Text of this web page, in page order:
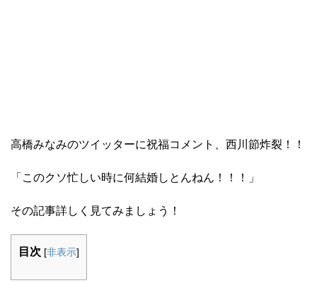
高橋みなみのツイッターに祝福コメント、西川節炸裂！！
「このクソ忙しい時に何結婚しとんねん！！！」
その記事詳しく見てみましょう！
目次 [非表示]